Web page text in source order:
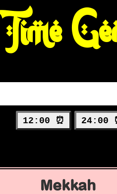
Time
12:00 ⏰ 24:00
Mekkah